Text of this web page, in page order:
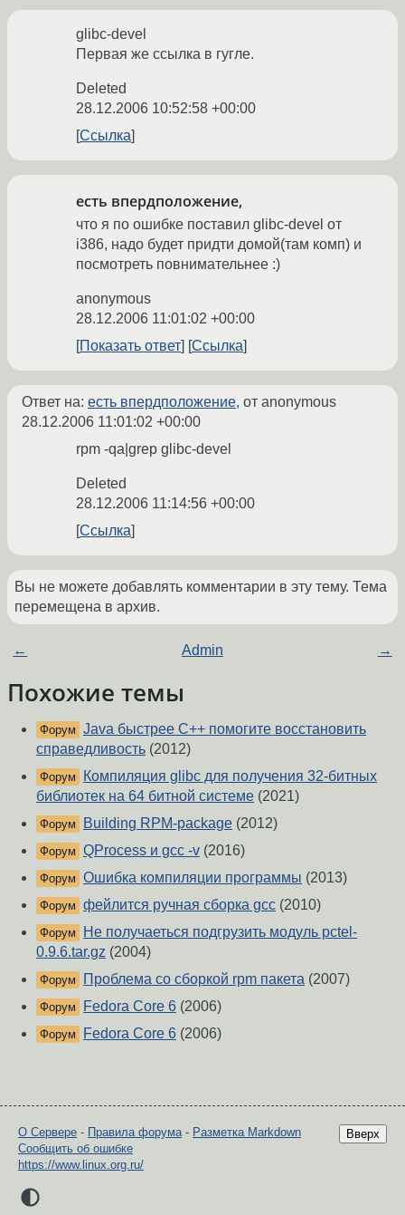
glibc-devel
Первая же ссылка в гугле.
Deleted
28.12.2006 10:52:58 +00:00
Ссылка
есть впердположение,
что я по ошибке поставил glibc-devel от
i386, надо будет придти домой(там комп) и
посмотреть повнимательнее :)
anonymous
28.12.2006 11:01:02 +00:00
Показать ответ
Ссылка
Ответ на: есть впердположение, от anonymous
28.12.2006 11:01:02 +00:00
rpm -qa|grep glibc-devel
Deleted
28.12.2006 11:14:56 +00:00
Ссылка
Вы не можете добавлять комментарии в эту тему. Тема
перемещена в архив.
← Admin →
Похожие темы
Форум Java быстрее С++ помогите восстановить
справедливость (2012)
Форум
Компиляция glibc для получения 32-битных
библиотек на 64 битной системе (2021)
Форум Building RPM-package (2012)
Форум QProcess и gcc -v (2016)
Форум Ошибка компиляции программы (2013)
Форум фейлится ручная сборка gcc (2010)
Форум
Не получаеться подгрузить модуль pctel-
0.9.6.tar.gz (2004)
Форум Проблема со сборкой rpm пакета (2007)
Форум Fedora Core 6 (2006)
Форум Fedora Core 6 (2006)
Вверх
О Сервере - Правила форума - Разметка Markdown
Сообщить об ошибке
https://www.linux.org.ru/